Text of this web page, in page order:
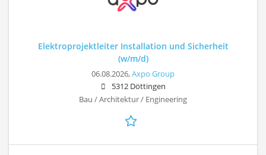
Elektroprojektleiter Installation und Sicherheit
(w/m/d)
06.08.2026,Axpo Group
5312 Döttingen
Bau / Architektur / Engineering